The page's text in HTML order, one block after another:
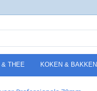
& THEE KOKEN & BAKKEN